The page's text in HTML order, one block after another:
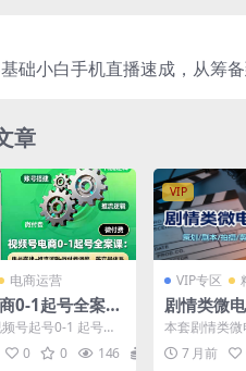
础小白手机直播速成，从筹
章
电商运营
0-1起号全案
建+推流逻辑
整，等实操体系
号起号0-1 起号全
理和话术解析 视频
心...
0 0 146 5.8
VIP
VIP专区
剧情类微
程：策划/
辑，3-6万
本套剧情类微
程，专为影视
作者打造，聚
7 月前